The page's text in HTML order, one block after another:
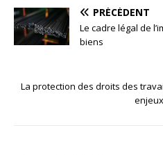
PRÉCÉDENT
Le cadre légal de
biens
La protection des droits des